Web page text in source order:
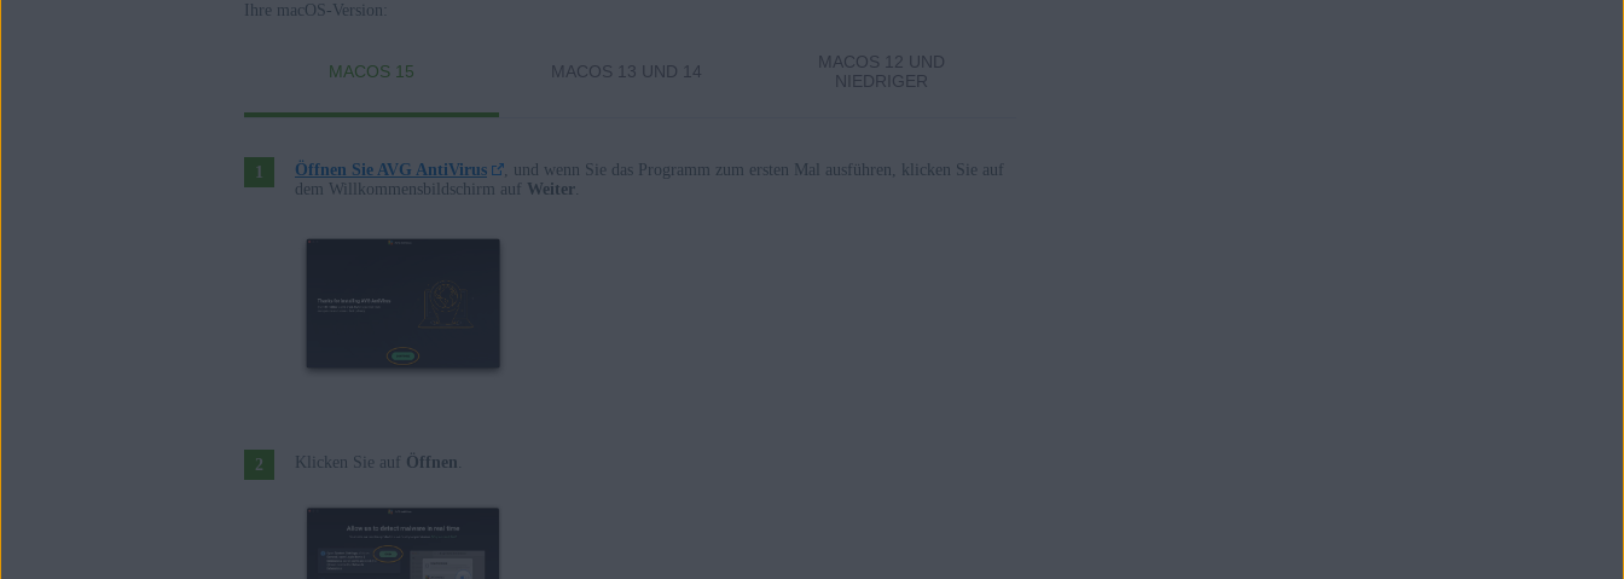
Ihre macOS-Version:
MACOS 15 MACOS 13 UND 14
MACOS 12 UND
NIEDRIGER
Öffnen Sie AVG AntiVirus
, und wenn Sie das Programm zum ersten Mal ausführen, klicken Sie auf
dem Willkommensbildschirm auf Weiter.
Klicken Sie auf Öffnen